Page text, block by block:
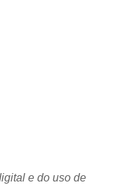
e do uso de